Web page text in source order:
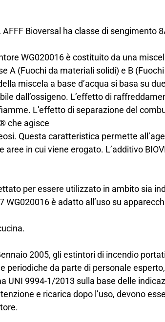
Bioversal ha classe di sengimento
WG020016 è costituito da una
A (Fuochi da materiali solidi) e B
miscela a base d’acqua si basa su
dall’ossigeno. L’effetto di
L’effetto di separazione del
che agisce
Questa caratteristica permette
in cui viene erogato. L’additivo
per essere utilizzato in ambito sia
WG020016 è adatto all’uso su
2005, gli estintori di incendio
periodiche da parte di personale
UNI 9994-1/2013 sulla base delle
e ricarica dopo l’uso, devono